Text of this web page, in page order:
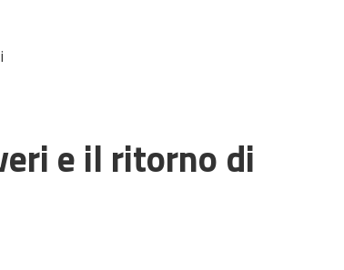
e il ritorno di